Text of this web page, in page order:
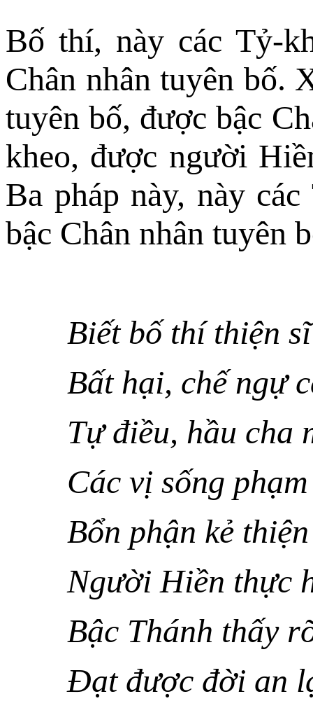
Bố thí, này các Tỷ-
Chân nhân tuyên bố.
tuyên bố, được bậc
kheo, được người
Ba pháp này, này
bậc Chân nhân tuyên
Biết bố thí thiện sĩ
Bất hại, chế ngự
Tự điều, hầu cha
Các vị sống
Bổn phận kẻ thiện
Người Hiền thực
Bậc Thánh thấy
Ðạt được đời an